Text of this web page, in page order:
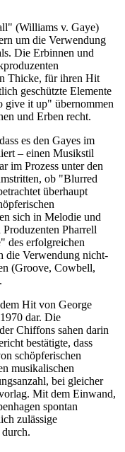
(Williams v. Gaye)
um die Verwendung
Die Erbinnen und
Thicke, für ihren Hit
geschützte Elemente
give it up" übernommen
und Erben recht.
es den Gayes im
– einen Musikstil
im Prozess unter den
ob "Blurred
überhaupt
sich in Melodie und
Pharrell
des erfolgreichen
die Verwendung nicht-
(Groove, Cowbell,
Hit von George
dar. Die
Chiffons sahen darin
bestätigte, dass
schöpferischen
musikalischen
bei gleicher
Mit dem Einwand,
spontan
zulässige